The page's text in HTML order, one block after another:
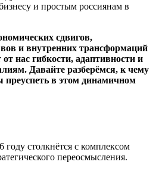
и простым россиянам в
сдвигов,
и внутренних трансформаций
нас гибкости, адаптивности и
Давайте разберёмся, к чему
преуспеть в этом динамичном
году столкнётся с комплексом
переосмысления.